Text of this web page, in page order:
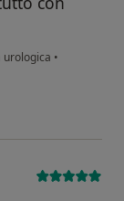
urologica •